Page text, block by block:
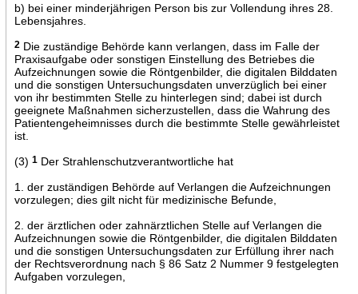
b) bei einer minderjährigen Person bis zur Vollendung ihres 28.
Lebensjahres.
2Die zuständige Behörde kann verlangen, dass im Falle der
Praxisaufgabe oder sonstigen Einstellung des Betriebes die
Aufzeichnungen sowie die Röntgenbilder, die digitalen Bilddaten
und die sonstigen Untersuchungsdaten unverzüglich bei einer
von ihr bestimmten Stelle zu hinterlegen sind; dabei ist durch
geeignete Maßnahmen sicherzustellen, dass die Wahrung des
Patientengeheimnisses durch die bestimmte Stelle gewährleistet
ist.
(3) 1Der Strahlenschutzverantwortliche hat
1. der zuständigen Behörde auf Verlangen die Aufzeichnungen
vorzulegen; dies gilt nicht für medizinische Befunde,
2. der ärztlichen oder zahnärztlichen Stelle auf Verlangen die
Aufzeichnungen sowie die Röntgenbilder, die digitalen Bilddaten
und die sonstigen Untersuchungsdaten zur Erfüllung ihrer nach
der Rechtsverordnung nach § 86 Satz 2 Nummer 9 festgelegten
Aufgaben vorzulegen,